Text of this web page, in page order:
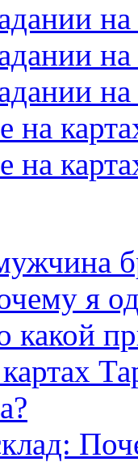
на
на
на
на
на
я
какой